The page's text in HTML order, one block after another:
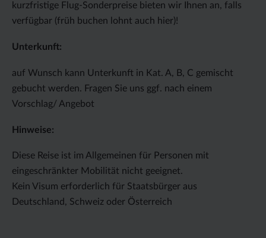
kurzfristige Flug-Sonderpreise bieten wir Ihnen an, falls
verfügbar (früh buchen lohnt auch hier)!
Unterkunft:
auf Wunsch kann Unterkunft in Kat. A, B, C gemischt
gebucht werden. Fragen Sie uns ggf. nach einem
Vorschlag/ Angebot
Hinweise:
Diese Reise ist im Allgemeinen für Personen mit
eingeschränkter Mobilität nicht geeignet.
Kein Visum erforderlich für Staatsbürger aus
Deutschland, Schweiz oder Österreich